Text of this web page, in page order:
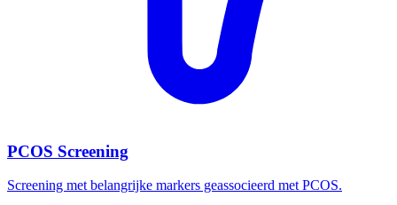
PCOS Screening
Screening met belangrijke markers geassocieerd met PCOS.